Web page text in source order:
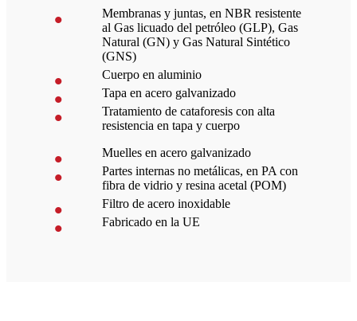
Membranas y juntas, en NBR resistente
al Gas licuado del petróleo (GLP), Gas
Natural (GN) y Gas Natural Sintético
(GNS)
Cuerpo en aluminio
Tapa en acero galvanizado
Tratamiento de cataforesis con alta
resistencia en tapa y cuerpo
Muelles en acero galvanizado
Partes internas no metálicas, en PA con
fibra de vidrio y resina acetal (POM)
Filtro de acero inoxidable
Fabricado en la UE